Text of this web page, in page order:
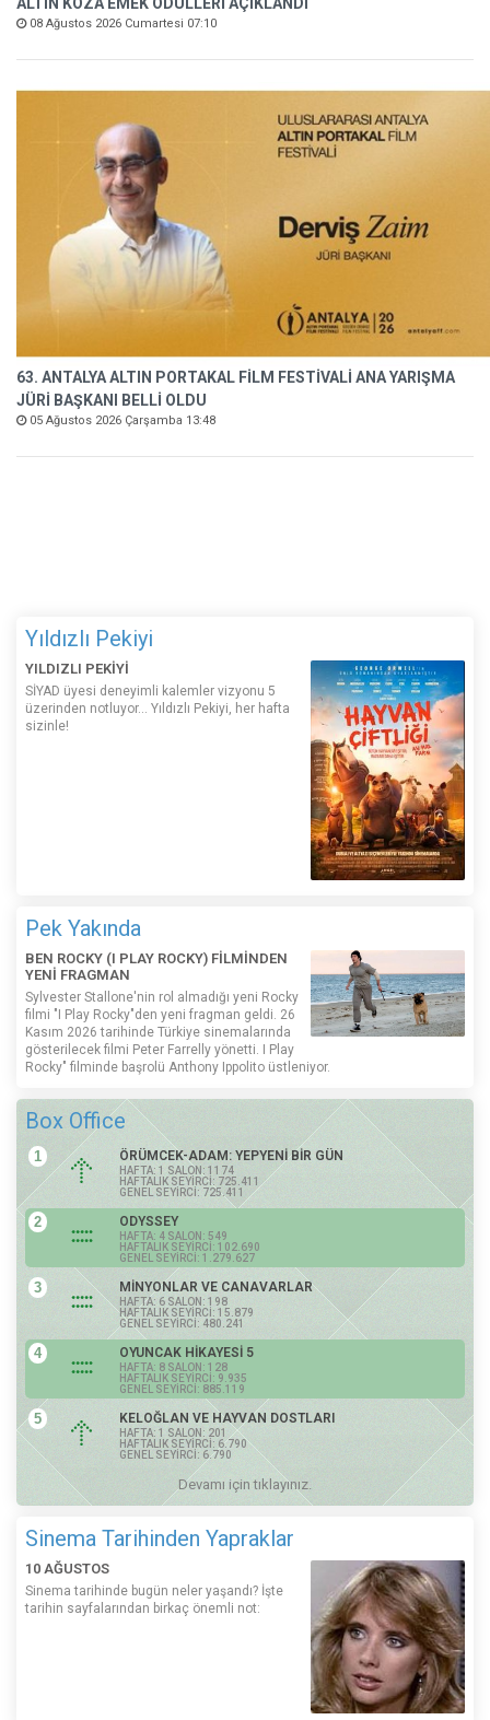
08 Ağustos 2026 Cumartesi 07:10
63. ANTALYA ALTIN PORTAKAL FİLM FESTİVALİ ANA YARIŞMA
JÜRİ BAŞKANI BELLİ OLDU
05 Ağustos 2026 Çarşamba 13:48
Yıldızlı Pekiyi
YILDIZLI PEKİYİ
SİYAD üyesi deneyimli kalemler vizyonu 5
üzerinden notluyor... Yıldızlı Pekiyi, her hafta
sizinle!
Pek Yakında
BEN ROCKY (I PLAY ROCKY) FİLMİNDEN
YENİ FRAGMAN
Sylvester Stallone'nin rol almadığı yeni Rocky
filmi "I Play Rocky"den yeni fragman geldi. 26
Kasım 2026 tarihinde Türkiye sinemalarında
gösterilecek filmi Peter Farrelly yönetti. I Play
Rocky" filminde başrolü Anthony Ippolito üstleniyor.
Box Office
1 ÖRÜMCEK-ADAM: YEPYENİ BİR GÜN
HAFTA: 1 SALON: 1174
HAFTALIK SEYİRCİ: 725.411
GENEL SEYİRCİ: 725.411
2 ODYSSEY
HAFTA: 4 SALON: 549
HAFTALIK SEYİRCİ: 102.690
GENEL SEYİRCİ: 1.279.627
3 MİNYONLAR VE CANAVARLAR
HAFTA: 6 SALON: 198
HAFTALIK SEYİRCİ: 15.879
GENEL SEYİRCİ: 480.241
4 OYUNCAK HİKAYESİ 5
HAFTA: 8 SALON: 128
HAFTALIK SEYİRCİ: 9.935
GENEL SEYİRCİ: 885.119
5 KELOĞLAN VE HAYVAN DOSTLARI
HAFTA: 1 SALON: 201
HAFTALIK SEYİRCİ: 6.790
GENEL SEYİRCİ: 6.790
Devamı için tıklayınız.
Sinema Tarihinden Yapraklar
10 AĞUSTOS
Sinema tarihinde bugün neler yaşandı? İşte
tarihin sayfalarından birkaç önemli not: